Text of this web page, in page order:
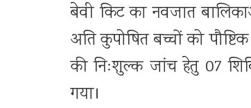
बेवी किट का नवजात
अति कुपोषित बच्चों को
की निःशुल्क जांच हेतु 07
गया।